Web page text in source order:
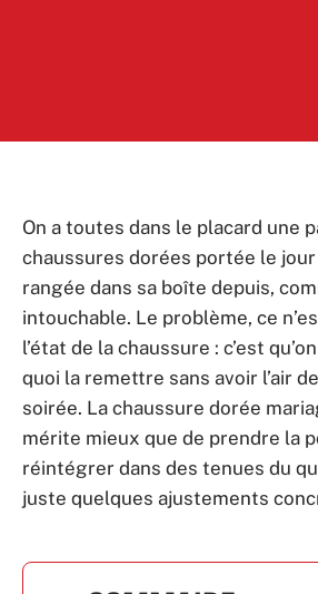
On a toutes dans le placard une
chaussures dorées portée le
rangée dans sa boîte depuis,
intouchable. Le problème, ce
l’état de la chaussure : c’est
quoi la remettre sans avoir l’air
soirée. La chaussure dorée
mérite mieux que de prendre la
réintégrer dans des tenues du
juste quelques ajustements